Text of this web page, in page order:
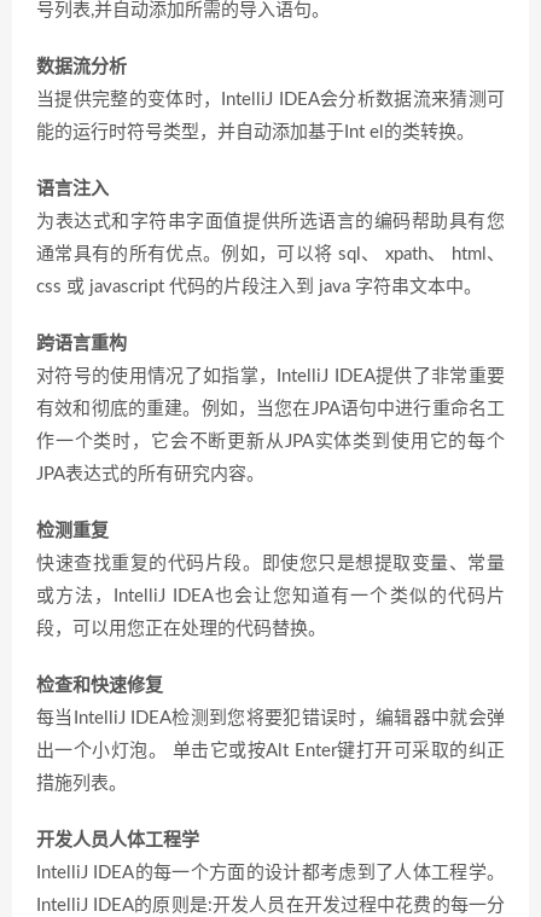
号列表,并自动添加所需的导入语句。
数据流分析
当提供完整的变体时，IntelliJ IDEA会分析数据流来猜测可
能的运行时符号类型，并自动添加基于Int el的类转换。
语言注入
为表达式和字符串字面值提供所选语言的编码帮助具有您
通常具有的所有优点。例如，可以将 sql、 xpath、 html、
css 或 javascript 代码的片段注入到 java 字符串文本中。
跨语言重构
对符号的使用情况了如指掌，IntelliJ IDEA提供了非常重要
有效和彻底的重建。例如，当您在JPA语句中进行重命名工
作一个类时，它会不断更新从JPA实体类到使用它的每个
JPA表达式的所有研究内容。
检测重复
快速查找重复的代码片段。即使您只是想提取变量、常量
或方法，IntelliJ IDEA也会让您知道有一个类似的代码片
段，可以用您正在处理的代码替换。
检查和快速修复
每当IntelliJ IDEA检测到您将要犯错误时，编辑器中就会弹
出一个小灯泡。 单击它或按Alt Enter键打开可采取的纠正
措施列表。
开发人员人体工程学
IntelliJ IDEA的每一个方面的设计都考虑到了人体工程学。
IntelliJ IDEA的原则是:开发人员在开发过程中花费的每一分